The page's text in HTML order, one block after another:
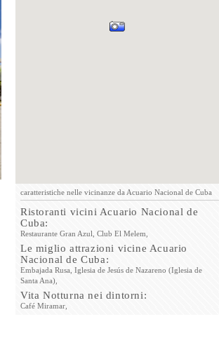
caratteristiche nelle vicinanze da Acuario Nacional de Cuba
Ristoranti vicini Acuario Nacional de
Cuba:
Restaurante Gran Azul, Club El Melem,
Le miglio attrazioni vicine Acuario
Nacional de Cuba:
Embajada Rusa, Iglesia de Jesús de Nazareno (Iglesia de
Santa Ana),
Vita Notturna nei dintorni:
Café Miramar,